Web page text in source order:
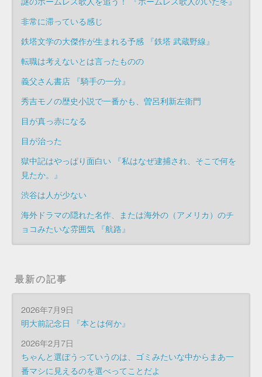
非常に滞っている感じ
鉄塔文学の大傑作が生まれる予感 『鉄塔 武蔵野線』
転職は考えないとは言ったものの
義父さん書店 『騎手の一分』
秀吉モノの歴史小説で一番かも、曽呂利新左衛門
目が真っ赤になる
目が治った
獄中記はやっぱり面白い 『私はなぜ逮捕され、そこで何を
見たか。』
渋谷は人が少ない
海外ドラマの隠れた名作、または海外の（アメリカ）のチ
ョコみたいな雰囲気 『航路』
最新の記事
2026年7月9日
明大前記念日 『本とは何か』
2026年2月7日
ちゃんと選ぼうっていうのは、ゴミみたいな中からまあ一
番マシに見えるのを選べってことだよ